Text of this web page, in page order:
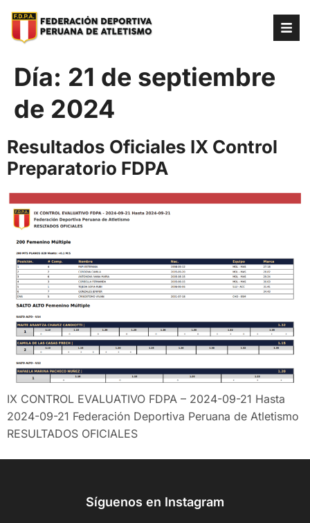
Día: 21 de septiembre
de 2024
Resultados Oficiales IX Control
Preparatorio FDPA
IX CONTROL EVALUATIVO FDPA – 2024-09-21 Hasta
2024-09-21 Federación Deportiva Peruana de Atletismo
RESULTADOS OFICIALES
Síguenos en Instagram